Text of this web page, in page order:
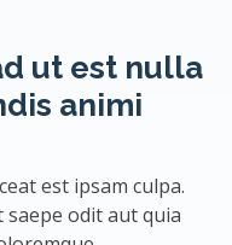
ut est nulla
animi
est ipsam culpa.
saepe odit aut quia